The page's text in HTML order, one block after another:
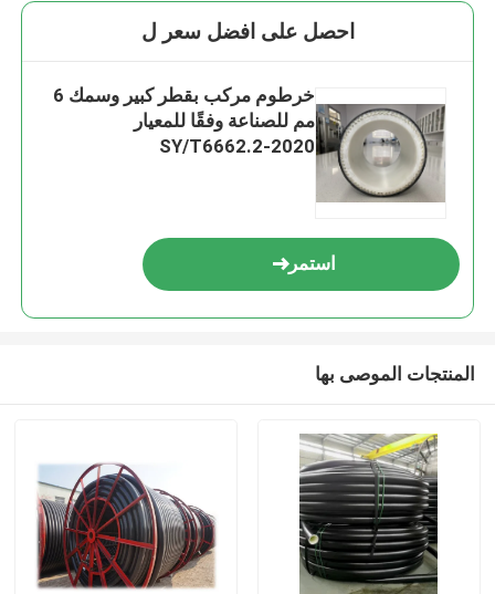
احصل على افضل سعر ل
خرطوم مركب بقطر كبير وسمك 6
مم للصناعة وفقًا للمعيار
SY/T6662.2-2020
استمر
المنتجات الموصى بها